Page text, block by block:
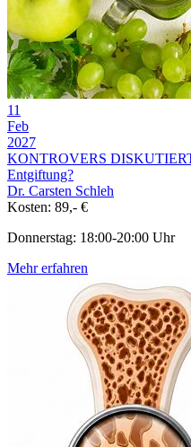
11
Feb
2027
KONTROVERS
Entgiftung?
Dr. Carsten Schleh
Kosten: 89,- €
Donnerstag: 18:00-20:00 Uhr
Mehr erfahren